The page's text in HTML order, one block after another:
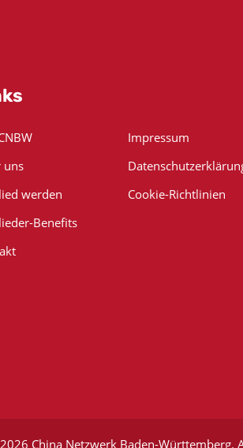
uns
werden
Benefits
Impressum
Cookie-Richtlinien
China Netzwerk Baden-Württemberg.